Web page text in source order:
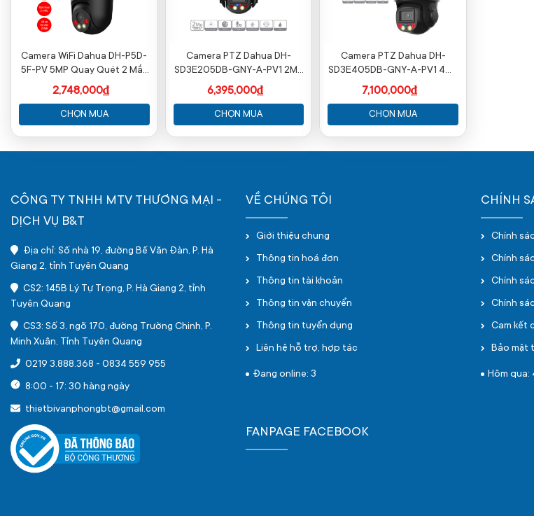
Camera WiFi Dahua DH-P5D-
5F-PV 5MP Quay Quét 2 Mắt
Full Color
2,748,000₫
CHỌN MUA
Camera PTZ Dahua DH-
SD3E205DB-GNY-A-PV1 2MP
zoom 5X AI ngoài trời
6,395,000₫
CHỌN MUA
Camera PTZ Dahua DH-
SD3E405DB-GNY-A-PV1 4MP
zoom 5X AI ngoài trời
7,100,000₫
CHỌN MUA
CÔNG TY TNHH MTV THƯƠNG MẠI -
DỊCH VỤ B&T
Địa chỉ: Số nhà 19, đường Bế Văn Đàn, P. Hà
Giang 2, tỉnh Tuyên Quang
CS2: 145B Lý Tự Trọng, P. Hà Giang 2, tỉnh
Tuyên Quang
CS3: Số 3, ngõ 170, đường Trường Chinh, P.
Minh Xuân, Tỉnh Tuyên Quang
0219 3.888.368 - 0834 559 955
8:00 - 17: 30 hàng ngày
thietbivanphongbt@gmail.com
VỀ CHÚNG TÔI
Giới thiệu chung
Thông tin hoá đơn
Thông tin tài khoản
Thông tin vận chuyển
Thông tin tuyển dụng
Liên hệ hỗ trợ, hợp tác
Đang online: 3
CHÍNH
Chính
Chính
Chính
Chính
Cam kết
Bảo mật
Hôm qua:
FANPAGE FACEBOOK